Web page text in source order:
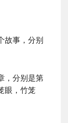
故事，分别
，分别是第
眼，竹笼